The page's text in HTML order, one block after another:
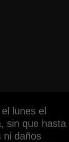
lunes el
sin que hasta
ni daños